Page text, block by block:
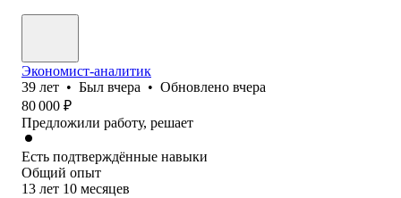
Экономист-аналитик
39 лет • Был вчера • Обновлено вчера
80 000 ₽
Предложили работу, решает
Есть подтверждённые навыки
Общий опыт
13 лет 10 месяцев